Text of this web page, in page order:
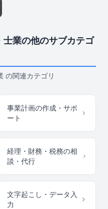
士業の他のサブカテゴ
の関連カテゴリ
事業計画の作成・サポ
ート
経理・財務・税務の相
談・代行
文字起こし・データ入
力